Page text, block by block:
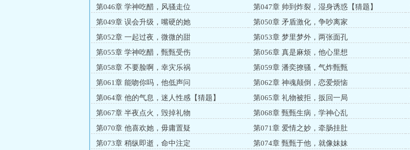
第046章 学神吃醋，风骚走位
第047章 帅到炸裂，湿身诱惑【猜题】
第049章 误会升级，嘴硬的她
第050章 矛盾激化，争吵离家
第052章 一起过夜，微微的甜
第053章 梦里梦外，两张面孔
第055章 学神吃醋，甄甄受伤
第056章 真是麻烦，他心里想
第058章 不要脸啊，幸灾乐祸
第059章 潘奕撩骚，气炸甄甄
第061章 能吻你吗，他低声问
第062章 神魂颠倒，恋爱烦恼
第064章 他的气息，迷人性感【猜题】
第065章 礼物被拒，扳回一局
第067章 半夜点火，毁掉礼物
第068章 甄甄生病，学神心乱
第070章 他喜欢她，毋庸置疑
第071章 爱情之妙，牵肠挂肚
第073章 稍纵即逝，命中注定
第074章 甄甄于他，就像妹妹